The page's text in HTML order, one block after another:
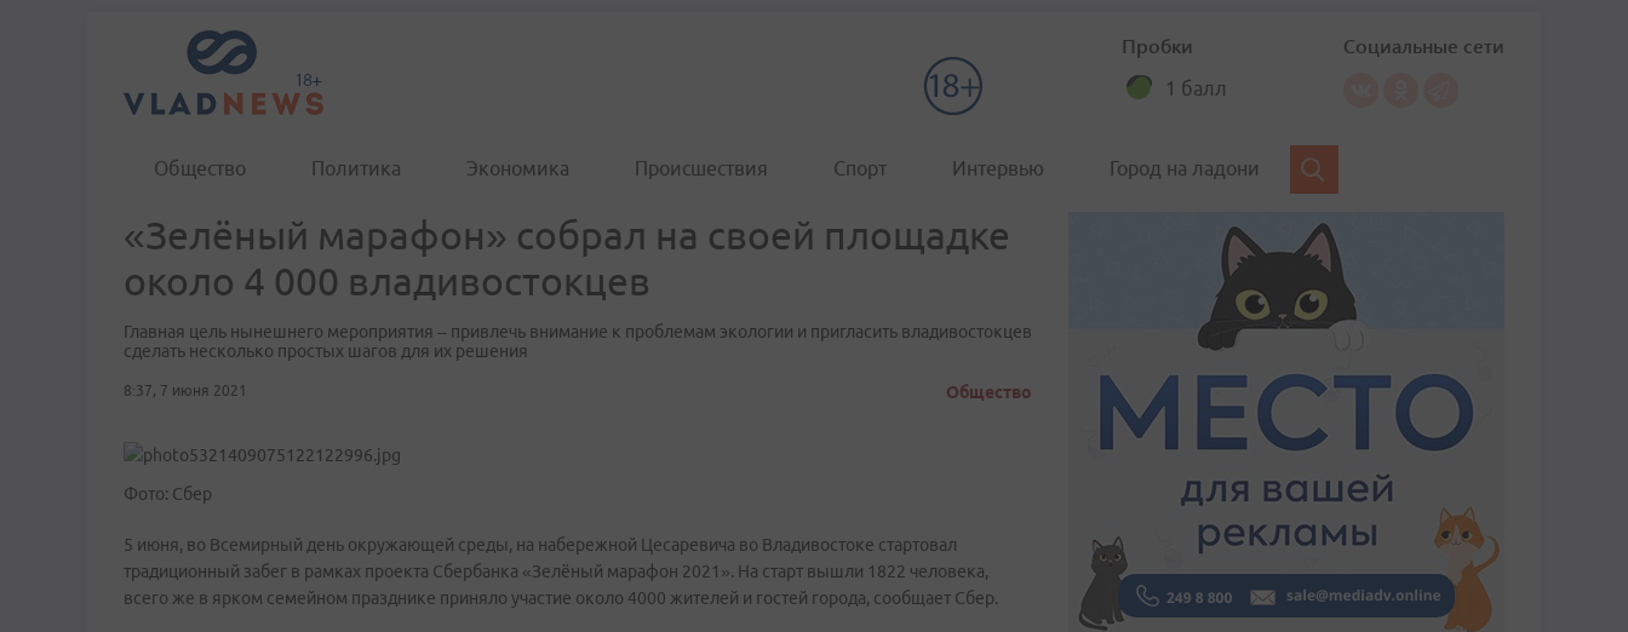
Пробки
1 балл
Социальные сети
Общество Политика Экономика Происшествия Спорт Интервью Город на ладони
«Зелёный марафон» собрал на своей площадке
около 4 000 владивостокцев
Главная цель нынешнего мероприятия – привлечь внимание к проблемам экологии и пригласить владивостокцев
сделать несколько простых шагов для их решения
8:37, 7 июня 2021 Общество
Фото: Сбер
5 июня, во Всемирный день окружающей среды, на набережной Цесаревича во Владивостоке стартовал
традиционный забег в рамках проекта Сбербанка «Зелёный марафон 2021». На старт вышли 1822 человека,
всего же в ярком семейном празднике приняло участие около 4000 жителей и гостей города, сообщает Сбер.